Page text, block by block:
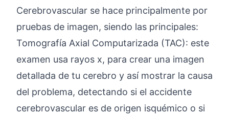
Cerebrovascular se hace principalmente por
pruebas de imagen, siendo las principales:
Tomografía Axial Computarizada (TAC): este
examen usa rayos x, para crear una imagen
detallada de tu cerebro y así mostrar la causa
del problema, detectando si el accidente
cerebrovascular es de origen isquémico o si